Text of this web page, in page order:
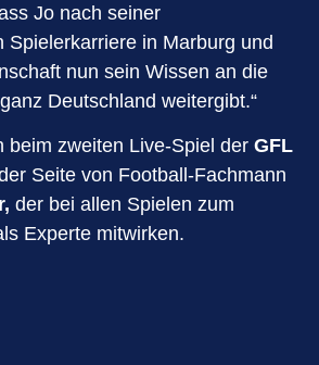
Jo nach seiner
Spielerkarriere in Marburg und
nun sein Wissen an die
Deutschland weitergibt.“
beim zweiten Live-Spiel der GFL
Seite von Football-Fachmann
der bei allen Spielen zum
Experte mitwirken.